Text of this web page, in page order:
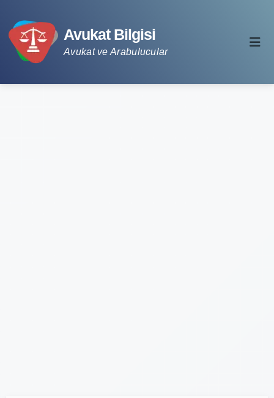
Avukat Bilgisi
Avukat ve Arabulucular